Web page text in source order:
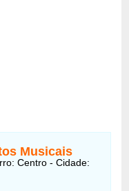
Musicais
Centro - Cidade: